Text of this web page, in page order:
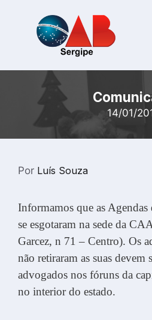
14/01/
Por Luís Souza
Informamos que as
se esgotaram na sede da
Garcez, n 71 – Centro). Os
não retiraram as suas devem
advogados nos fóruns da
no interior do estado.